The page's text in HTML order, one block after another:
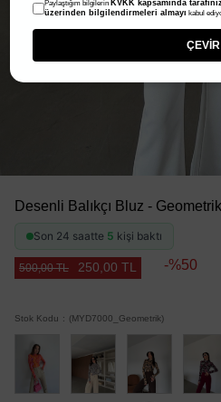
Desenli Balıkçı Bluz - Geometrik
Son 24 saatte 5 kişi baktı
500,00 TL 250,00 TL 50
Stok Kodu (MYD7000_Geometrik)
Paylaştığım bilgilerin KVKK kapsamında
üzerinden bilgilendirmeleri almayı kabul
ÇEVİR